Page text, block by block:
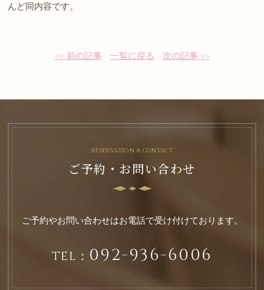
んど同内容です。
<< 前の記事 一覧に戻る 次の記事 >>
RESERVATION & CONTACT
ご予約・お問い合わせ
ご予約やお問い合わせはお電話で受け付けております。
TEL： 092-936-6006